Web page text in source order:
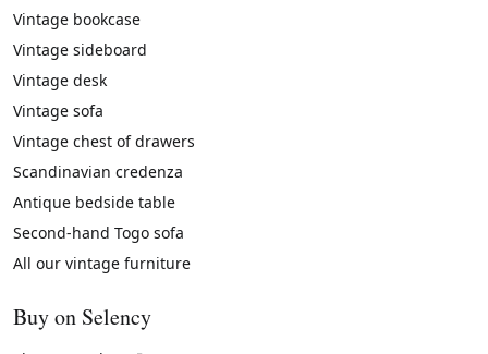
Vintage bookcase
Vintage sideboard
Vintage desk
Vintage sofa
Vintage chest of drawers
Scandinavian credenza
Antique bedside table
Second-hand Togo sofa
All our vintage furniture
Buy on Selency